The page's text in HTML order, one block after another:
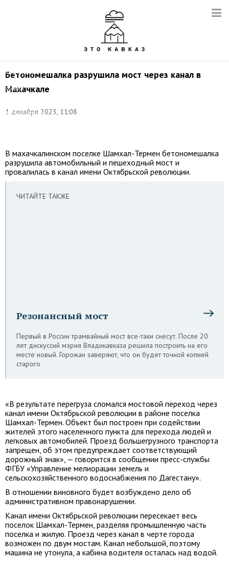
Бетономешалка разрушила мост через канал в
Махачкале
1 декабря 2023, 11:08
«Управление
мелиорации
земель
водоснабжения
В махачкалинском поселке Шамхал-Термен бетономешалка
разрушила автомобильный и пешеходный мост и
провалилась в канал имени Октябрьской революции.
ЧИТАЙТЕ ТАКЖЕ
Резонансный мост
Первый в России трамвайный мост все-таки снесут. После 20
лет дискуссий мэрия Владикавказа решила построить на его
месте новый. Горожан заверяют, что он будет точной копией
старого
«В результате перегруза сломался мостовой переход через
канал имени Октябрьской революции в районе поселка
Шамхал-Термен. Объект был построен при содействии
жителей этого населенного пункта для перехода людей и
легковых автомобилей. Проезд большегрузного транспорта
запрещен, об этом предупреждает соответствующий
дорожный знак», — говорится в сообщении пресс-службы
ФГБУ «Управление мелиорации земель и
сельскохозяйственного водоснабжения по Дагестану».
В отношении виновного будет возбуждено дело об
административном правонарушении.
Канал имени Октябрьской революции пересекает весь
поселок Шамхал-Термен, разделяя промышленную часть
поселка и жилую. Проезд через канал в черте города
возможен по двум мостам. Канал небольшой, поэтому
машина не утонула, а кабина водителя осталась над водой.